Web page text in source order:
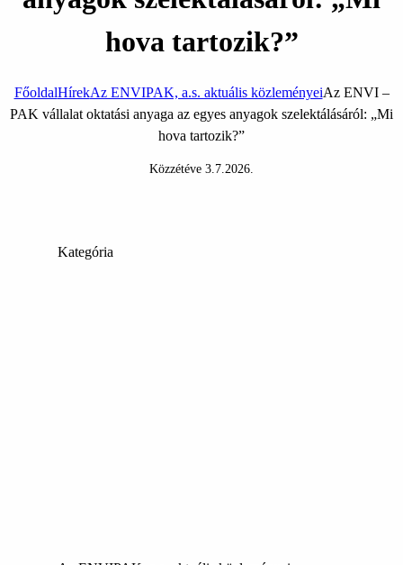
hova tartozik?”
FőoldalHírekAz ENVIPAK, a.s. aktuális közleményeiAz ENVI –
PAK vállalat oktatási anyaga az egyes anyagok szelektálásáról: „Mi
hova tartozik?”
Közzétéve 3.7.2026.
Kategória